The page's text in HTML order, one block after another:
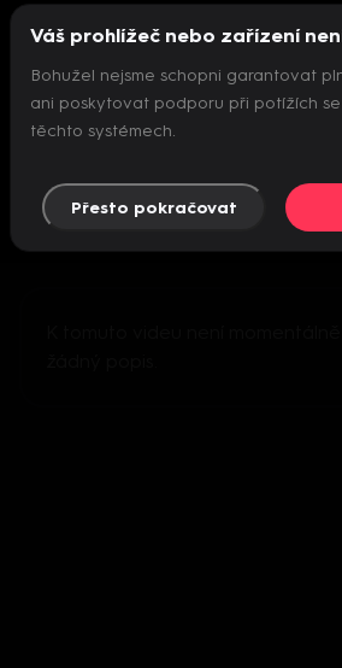
Nepodařilo se
Váš prohlížeč nebo zařízení
Bohužel nejsme schopni garantovat
ani poskytovat podporu při potížích se
těchto systémech.
Přesto pokračovat